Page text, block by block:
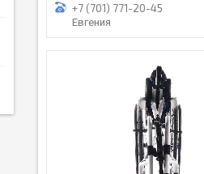
+7 (701) 771-20-45
Евгения